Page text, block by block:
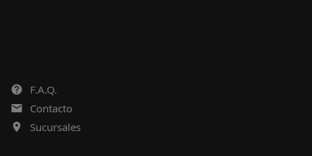
F.A.Q.
Contacto
Sucursales